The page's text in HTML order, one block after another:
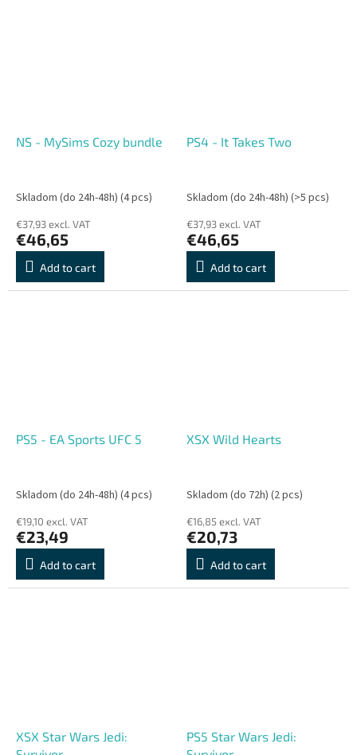
NS - MySims Cozy bundle
Skladom (do 24h-48h) (4 pcs)
€37,93 excl. VAT
€46,65
Add to cart
PS4 - It Takes Two
Skladom (do 24h-48h) (>5 pcs)
€37,93 excl. VAT
€46,65
Add to cart
PS5 - EA Sports UFC 5
Skladom (do 24h-48h) (4 pcs)
€19,10 excl. VAT
€23,49
Add to cart
XSX Wild Hearts
Skladom (do 72h) (2 pcs)
€16,85 excl. VAT
€20,73
Add to cart
XSX Star Wars Jedi:
PS5 Star Wars Jedi: